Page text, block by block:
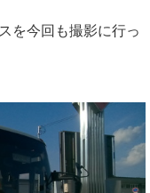
を今回も撮影に行っ